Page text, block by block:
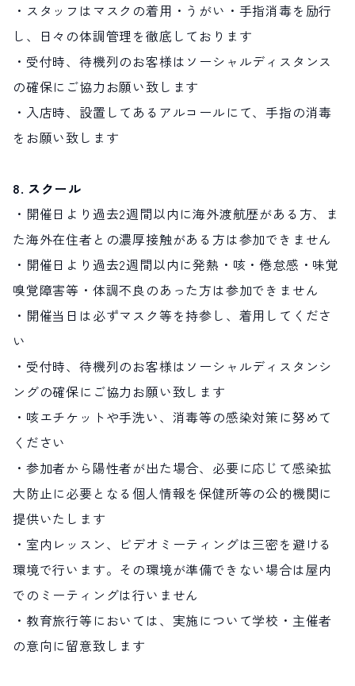
・スタッフはマスクの着用・うがい・手指消毒を励行
し、日々の体調管理を徹底しております
・受付時、待機列のお客様はソーシャルディスタンス
の確保にご協力お願い致します
・入店時、設置してあるアルコールにて、手指の消毒
をお願い致します
8. スクール
・開催日より過去2週間以内に海外渡航歴がある方、ま
た海外在住者との濃厚接触がある方は参加できません
・開催日より過去2週間以内に発熱・咳・倦怠感・味覚
嗅覚障害等・体調不良のあった方は参加できません
・開催当日は必ずマスク等を持参し、着用してくださ
い
・受付時、待機列のお客様はソーシャルディスタンシ
ングの確保にご協力お願い致します
・咳エチケットや手洗い、消毒等の感染対策に努めて
ください
・参加者から陽性者が出た場合、必要に応じて感染拡
大防止に必要となる個人情報を保健所等の公的機関に
提供いたします
・室内レッスン、ビデオミーティングは三密を避ける
環境で行います。その環境が準備できない場合は屋内
でのミーティングは行いません
・教育旅行等においては、実施について学校・主催者
の意向に留意致します